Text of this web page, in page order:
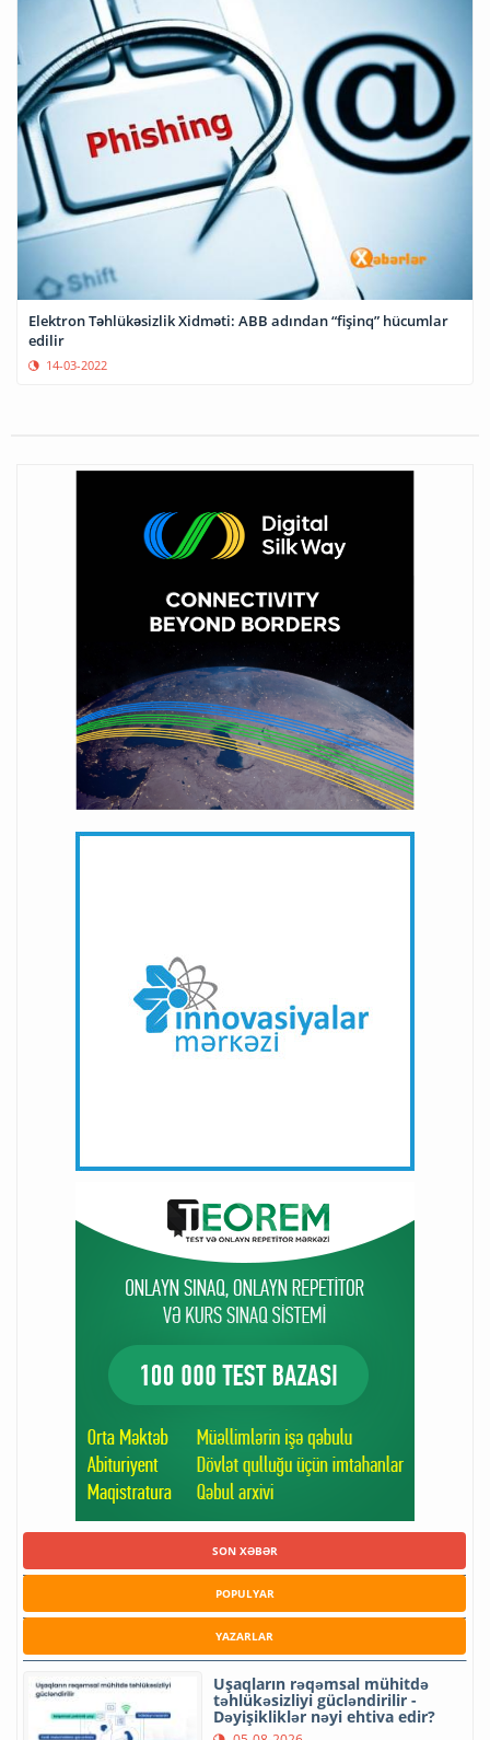
Elektron Təhlükəsizlik Xidməti: ABB adından “fişinq” hücumlar
edilir
14-03-2022
SON XƏBƏR
POPULYAR
YAZARLAR
Uşaqların rəqəmsal mühitdə
təhlükəsizliyi gücləndirilir -
Dəyişikliklər nəyi ehtiva edir?